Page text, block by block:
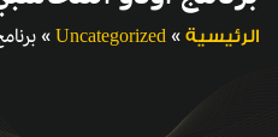
الرئيسية »
Uncategorized
»